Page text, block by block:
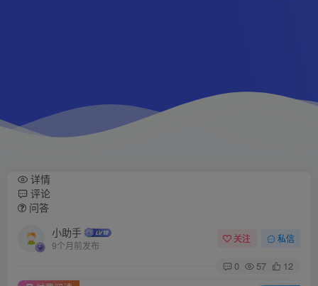
详情
评论
问答
小助手
9个月前发布
关注 私信
0 57
12